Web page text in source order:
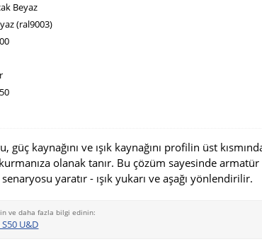
Beyaz
(ral9003)
kaynağını ve ışık kaynağını profilin üst
olanak tanır. Bu çözüm sayesinde armatür
yaratır - ışık yukarı ve aşağı yönlendirilir.
ve daha fazla bilgi edinin:
U&D